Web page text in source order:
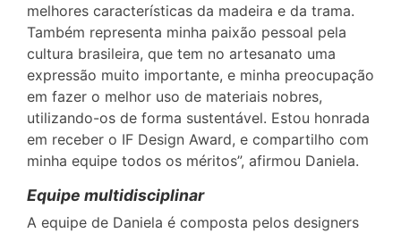
melhores características da madeira e da trama.
Também representa minha paixão pessoal pela
cultura brasileira, que tem no artesanato uma
expressão muito importante, e minha preocupação
em fazer o melhor uso de materiais nobres,
utilizando-os de forma sustentável. Estou honrada
em receber o IF Design Award, e compartilho com
minha equipe todos os méritos”, afirmou Daniela.
Equipe multidisciplinar
A equipe de Daniela é composta pelos designers